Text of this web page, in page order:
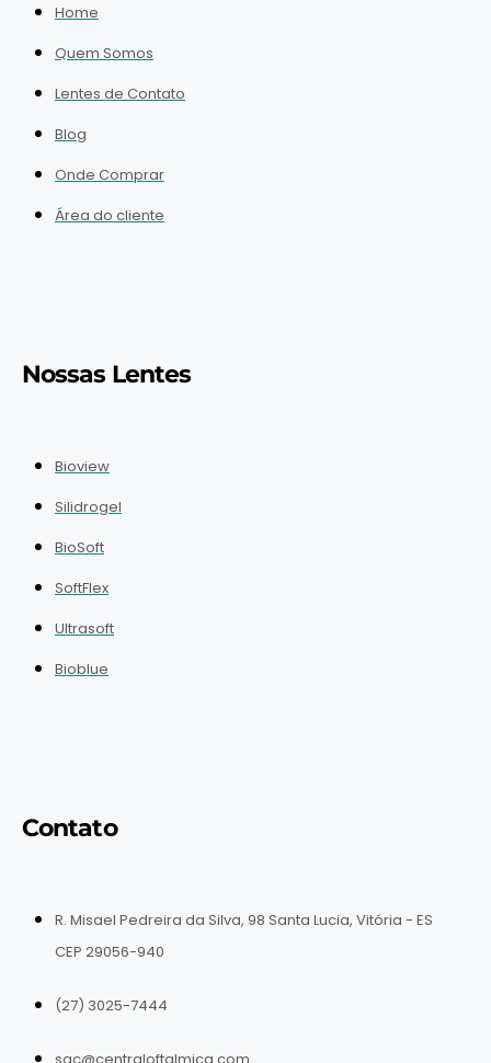
Home
Quem Somos
Lentes de Contato
Blog
Onde Comprar
Área do cliente
Nossas Lentes
Bioview
Silidrogel
BioSoft
SoftFlex
Ultrasoft
Bioblue
Contato
R. Misael Pedreira da Silva, 98 Santa Lucia, Vitória - ES
CEP 29056-940
(27) 3025-7444